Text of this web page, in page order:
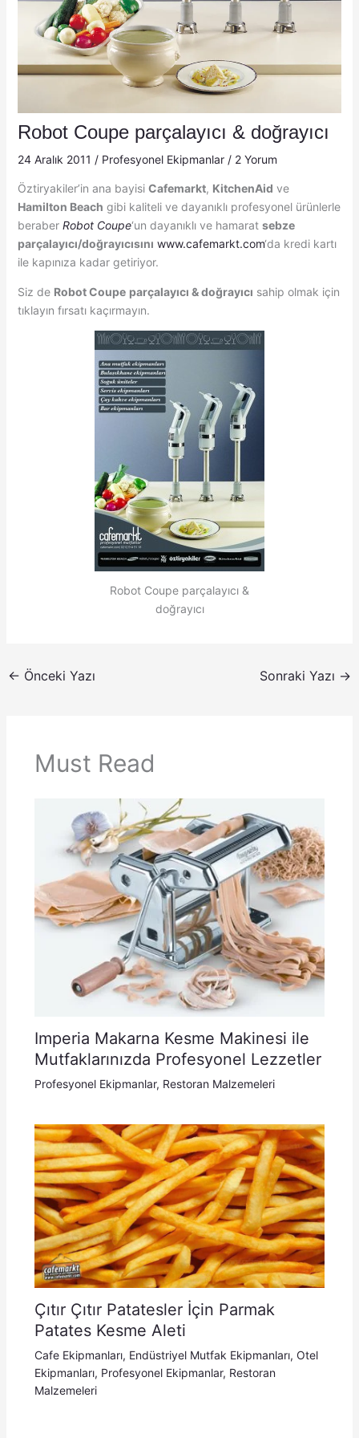
Robot Coupe parçalayıcı & doğrayıcı
24 Aralık 2011 / Profesyonel Ekipmanlar/ 2 Yorum
Öztiryakiler’in ana bayisi Cafemarkt, KitchenAid ve
Hamilton Beach gibi kaliteli ve dayanıklı profesyonel ürünlerle
beraber Robot Coupe‘un dayanıklı ve hamarat sebze
parçalayıcı/doğrayıcısını www.cafemarkt.com‘da kredi kartı
ile kapınıza kadar getiriyor.
Siz de Robot Coupe parçalayıcı & doğrayıcı sahip olmak için
tıklayın fırsatı kaçırmayın.
Robot Coupe parçalayıcı &
doğrayıcı
← Önceki Yazı Sonraki Yazı →
Must Read
Imperia Makarna Kesme Makinesi ile
Mutfaklarınızda Profesyonel Lezzetler
Profesyonel Ekipmanlar, Restoran Malzemeleri
Çıtır Çıtır Patatesler İçin Parmak
Patates Kesme Aleti
Cafe Ekipmanları, Endüstriyel Mutfak Ekipmanları, Otel
Ekipmanları, Profesyonel Ekipmanlar, Restoran
Malzemeleri